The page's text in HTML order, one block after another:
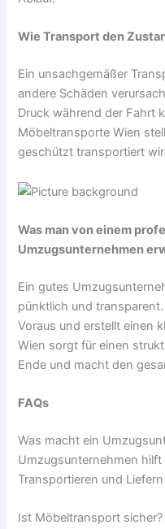
Wie Transport den
Ein unsachgemäßer
andere Schäden
Druck während der Fahrt
Möbeltransporte Wien
geschützt transportiert
Was man von einem
Umzugsunternehmen
Ein gutes
pünktlich und
Voraus und erstellt einen
Wien sorgt für einen
Ende und macht den
FAQs
Was macht ein
Umzugsunternehmen
Transportieren und
Ist Möbeltransport